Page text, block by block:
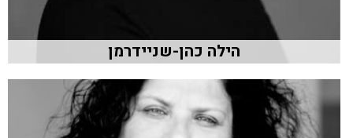
הילה כהן-שניידרמן